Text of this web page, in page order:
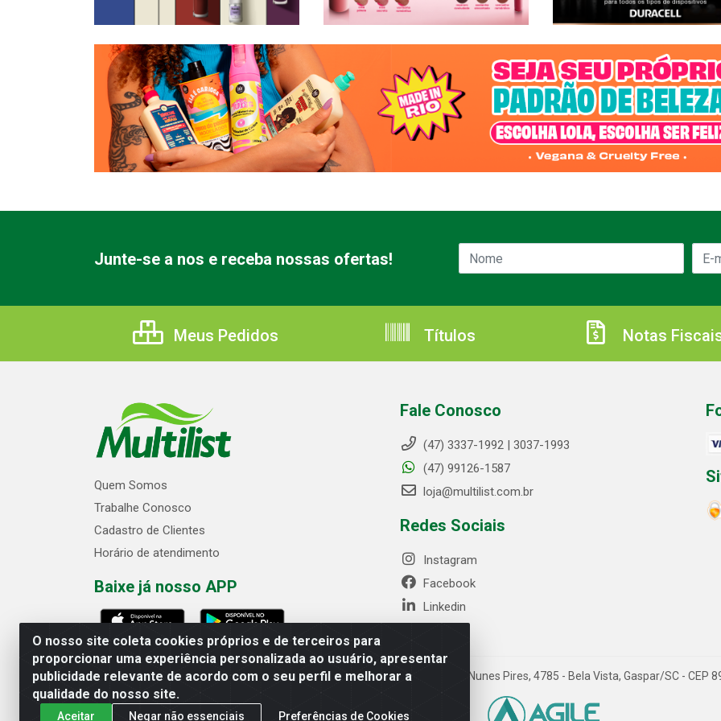
O nosso site coleta cookies próprios e de terceiros para
proporcionar uma experiência personalizada ao usuário, apresentar
publicidade relevante de acordo com o seu perfil e melhorar a
qualidade do nosso site.
Aceitar Negar não essenciais Preferências de Cookies
Junte-se a nos e receba nossas ofertas!
Meus Pedidos Títulos Notas
Quem Somos
Trabalhe Conosco
Cadastro de Clientes
Horário de atendimento
Baixe já nosso APP
Fale Conosco
(47) 3337-1992 | 3037-1993
(47) 99126-1587
loja@multilist.com.br
Redes Sociais
Instagram
Facebook
Linkedin
Multilist Distribuidora de Cosméticos LTDA - Rua Anfilóquio Nunes Pires, 4785 - Bela Vista, Gaspar/SC - CEP